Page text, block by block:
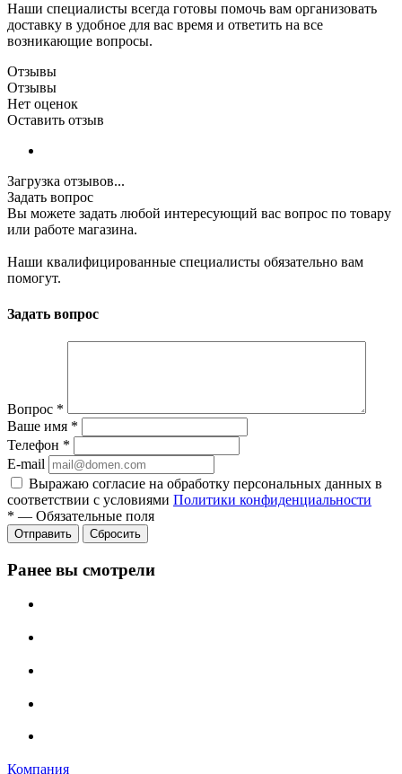
Наши специалисты всегда готовы помочь вам организовать
доставку в удобное для вас время и ответить на все
возникающие вопросы.
Отзывы
Отзывы
Нет оценок
Оставить отзыв
Загрузка отзывов...
Задать вопрос
Вы можете задать любой интересующий вас вопрос по товару
или работе магазина.
Наши квалифицированные специалисты обязательно вам
помогут.
Задать вопрос
Вопрос *
Ваше имя *
Телефон *
E-mail
Выражаю согласие на обработку персональных данных в
соответствии с условиями Политики конфиденциальности
* — Обязательные поля
Отправить Сбросить
Ранее вы смотрели
Компания